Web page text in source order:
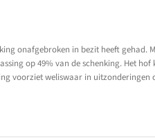
onafgebroken in bezit heeft gehad.
op 49% van de schenking. Het
voorziet weliswaar in uitzonderingen